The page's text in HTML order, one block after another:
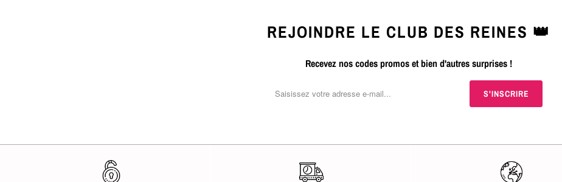
REJOINDRE LE CLUB DES REINES 👑
Recevez nos codes promos et bien d'autres surprises !